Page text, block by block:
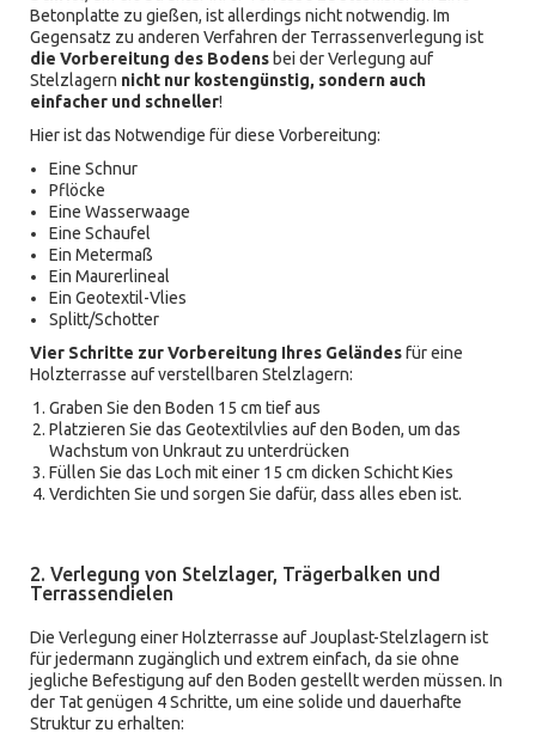
Betonplatte zu gießen, ist allerdings nicht notwendig. Im
Gegensatz zu anderen Verfahren der Terrassenverlegung ist
die Vorbereitung des Bodens bei der Verlegung auf
Stelzlagern nicht nur kostengünstig, sondern auch
einfacher und schneller!
Hier ist das Notwendige für diese Vorbereitung:
Eine Schnur
Pflöcke
Eine Wasserwaage
Eine Schaufel
Ein Metermaß
Ein Maurerlineal
Ein Geotextil-Vlies
Splitt/Schotter
Vier Schritte zur Vorbereitung Ihres Geländesfür eine
Holzterrasse auf verstellbaren Stelzlagern:
Graben Sie den Boden 15 cm tief aus
Platzieren Sie das Geotextilvlies auf den Boden, um das
Wachstum von Unkraut zu unterdrücken
Füllen Sie das Loch mit einer 15 cm dicken Schicht Kies
Verdichten Sie und sorgen Sie dafür, dass alles eben ist.
2. Verlegung von Stelzlager, Trägerbalken und
Terrassendielen
Die Verlegung einer Holzterrasse auf Jouplast-Stelzlagern ist
für jedermann zugänglich und extrem einfach, da sie ohne
jegliche Befestigung auf den Boden gestellt werden müssen. In
der Tat genügen 4 Schritte, um eine solide und dauerhafte
Struktur zu erhalten: